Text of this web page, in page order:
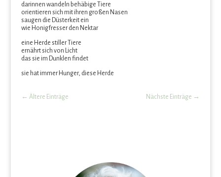
darinnen wandeln behäbige Tiere
orientieren sich mit ihren großen Nasen
saugen die Düsterkeit ein
wie Honigfresser den Nektar
eine Herde stiller Tiere
ernährt sich von Licht
das sie im Dunklen findet
sie hat immer Hunger, diese Herde
← Ältere Einträge Nächste Einträge →